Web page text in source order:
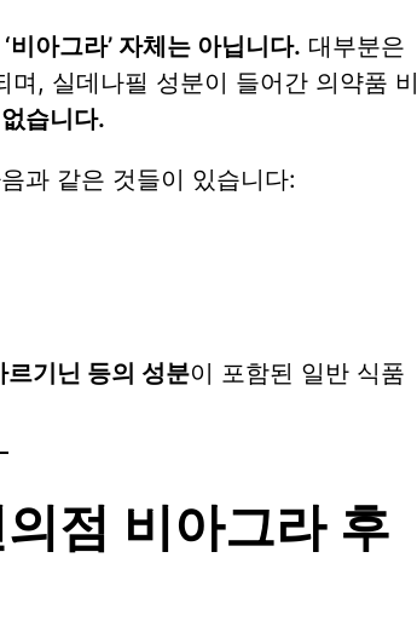
비아그라’ 자체는 아닙니다. 대부분은
며, 실데나필 성분이 들어간 의약품 비
습니다.
과 같은 것들이 있습니다:
기닌 등의 성분이 포함된 일반 식품
점 비아그라 후